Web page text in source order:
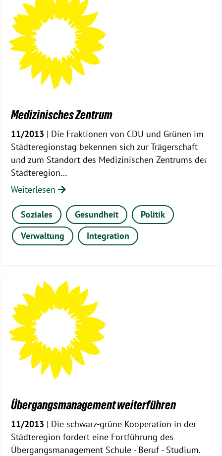
Previous Next
Medizinisches Zentrum
11/2013 | Die Fraktionen von CDU und Grünen im
Städteregionstag bekennen sich zur Trägerschaft
und zum Standort des Medizinischen Zentrums der
Städteregion…
Weiterlesen
Soziales Gesundheit
Politik
Verwaltung
Integration
Übergangsmanagement weiterführen
11/2013 | Die schwarz-grüne Kooperation in der
Städteregion fordert eine Fortführung des
Übergangsmanagement Schule - Beruf - Studium.